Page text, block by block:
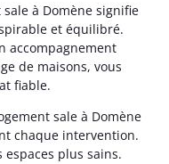
à Domène signifie
et équilibré.
accompagnement
de maisons, vous
fiable.
sale à Domène
chaque intervention.
espaces plus sains.